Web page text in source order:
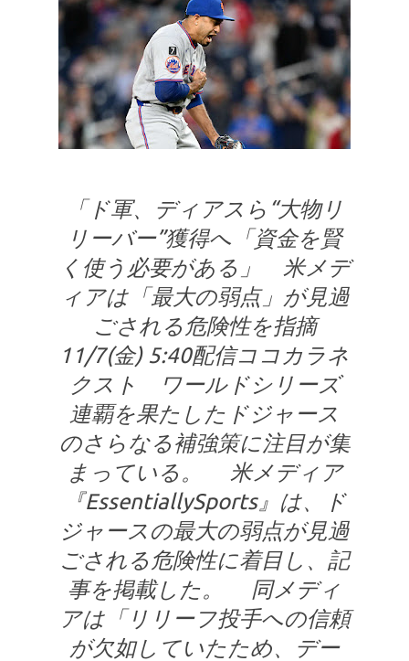
「ド軍、ディアスら“大物リ
リーバー”獲得へ「資金を賢
く使う必要がある」 米メデ
ィアは「最大の弱点」が見過
ごされる危険性を指摘
11/7(金) 5:40配信ココカラネ
クスト ワールドシリーズ
連覇を果たしたドジャース
のさらなる補強策に注目が集
まっている。 米メディア
『EssentiallySports』は、ド
ジャースの最大の弱点が見過
ごされる危険性に着目し、記
事を掲載した。 同メディ
アは「リリーフ投手への信頼
が欠如していたため、デー